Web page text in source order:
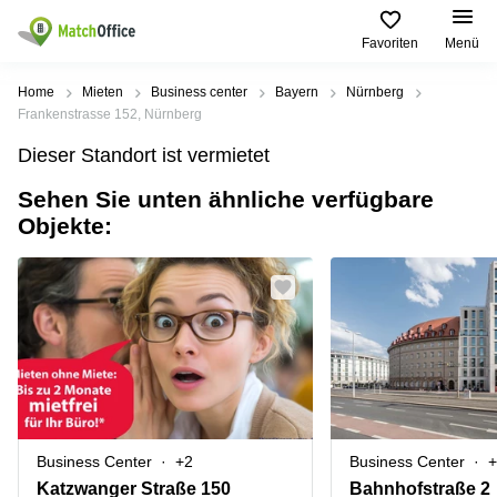
Favoriten Menü
Mieten / Vermieten
Produktseiten
Büro
mieten
center
Coworking
Space
Seminarraum
Virtuelles
Büro
Beliebte
Städte
Büro
mieten
Geschäftsadresse
Hamburg
Geschäftsadresse
mieten
Düsseldorf
Geschäftsadresse
Stuttgart
Büro
Beliebte
Suchanfragen
Regus
Dortmund
Ruhrallee
9
Dortmund
Office Club
Ballindamm
3
Rahel-
Hirsch-
Straße
Hilfe
Über uns
Büro vermieten
Preis
Log-in
Home Mieten Business center Bayern
Nürnberg
Frankenstrasse 152, Nürnberg
Dieser Standort ist vermietet
Sehen Sie unten ähnliche verfügbare
Objekte:
Business Center +2
Katzwanger Straße 150
Business Center
Bahnhofstraße 2